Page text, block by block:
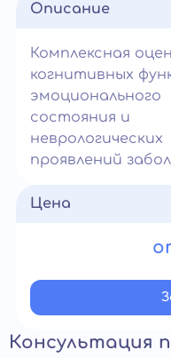
Описание
Комплексная
когнитивных
эмоционального
состояния и
неврологических
проявлений
Цена
Консультация